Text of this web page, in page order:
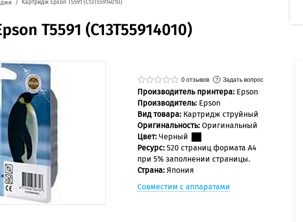
Картридж Epson T5591 (C13T55914010)
T5591 (C13T55914010)
0 отзывов Задать вопрос
Производитель принтера: Epson
Производитель: Epson
Вид товара: Картридж струйный
Оригинальность: Оригинальный
Цвет: Черный
Ресурс: 520 страниц формата А4
при 5% заполнении страницы.
Страна: Япония
Совместим с аппаратами